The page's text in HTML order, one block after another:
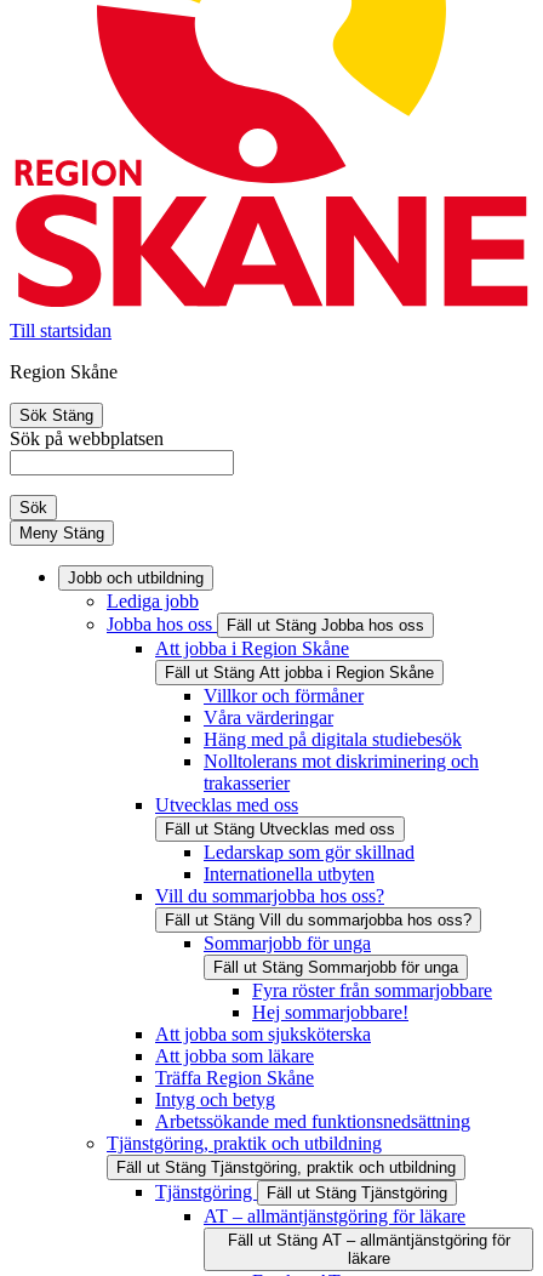
Till startsidan
Region Skåne
Sök Stäng
Sök på webbplatsen
Sök
Meny Stäng
Jobb och utbildning
Lediga jobb
Jobba hos oss
Fäll ut Stäng Jobba hos oss
Att jobba i Region Skåne
Fäll ut Stäng Att jobba i Region Skåne
Villkor och förmåner
Våra värderingar
Häng med på digitala studiebesök
Nolltolerans mot diskriminering och
trakasserier
Utvecklas med oss
Fäll ut Stäng Utvecklas med oss
Ledarskap som gör skillnad
Internationella utbyten
Vill du sommarjobba hos oss?
Fäll ut Stäng Vill du sommarjobba hos oss?
Sommarjobb för unga
Fäll ut Stäng Sommarjobb för unga
Fyra röster från sommarjobbare
Hej sommarjobbare!
Att jobba som sjuksköterska
Att jobba som läkare
Träffa Region Skåne
Intyg och betyg
Arbetssökande med funktionsnedsättning
Tjänstgöring, praktik och utbildning
Fäll ut Stäng Tjänstgöring, praktik och utbildning
Tjänstgöring Fäll ut Stäng Tjänstgöring
AT – allmäntjänstgöring för läkare
Fäll ut Stäng AT – allmäntjänstgöring för
läkare